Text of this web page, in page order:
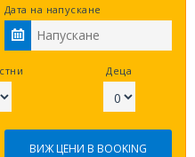
Гостите са свободни да се
кафебар в обекта и бар -
си семействата
предлагани екстри
след 10:00 часа, а
Дата на напускане
Деца
ВИЖ ЦЕНИ В BOOKING